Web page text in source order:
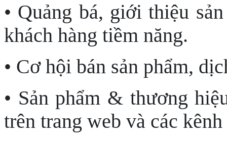
• Quảng bá, giới thiệu
khách hàng tiềm năng.
• Cơ hội bán sản phẩm,
• Sản phẩm & thương
trên trang web và các